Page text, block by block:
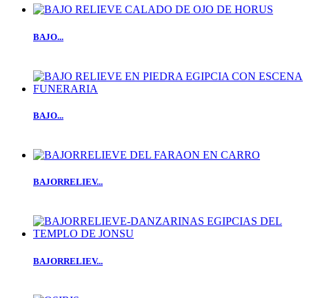
BAJO...
BAJO...
BAJORRELIEV...
BAJORRELIEV...